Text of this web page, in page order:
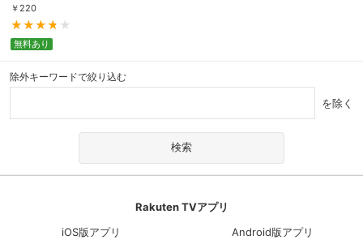
￥ 220
無料あり
除外キーワードで絞り込む
を除く
Rakuten TVアプリ
iOS版アプリ
Android版アプリ